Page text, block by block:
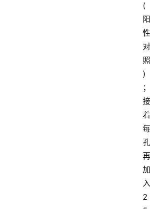
(
阳
性
对
照
)
；
接
着
每
孔
再
加
入
2